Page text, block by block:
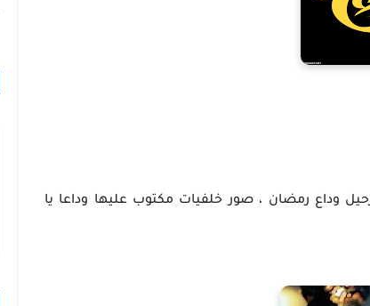
وداع رمضان ، صور خلفيات مكتوب عليها وداعا يا